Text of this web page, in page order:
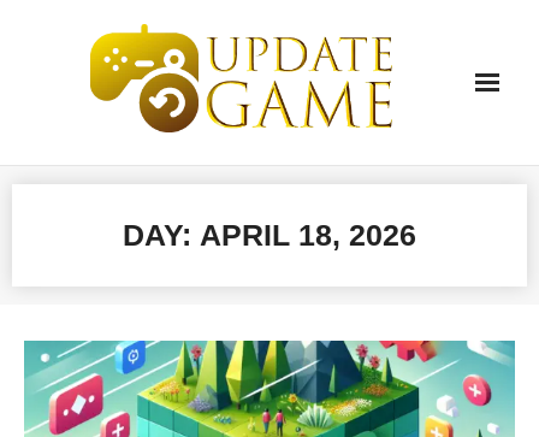
DAY: APRIL 18, 2026